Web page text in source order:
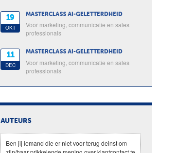
19
OKT
MASTERCLASS AI-GELETTERDHEID
Voor marketing, communicatie en sales
professionals
11
DEC
MASTERCLASS AI-GELETTERDHEID
Voor marketing, communicatie en sales
professionals
AUTEURS
Ben jij iemand die er niet voor terug deinst om